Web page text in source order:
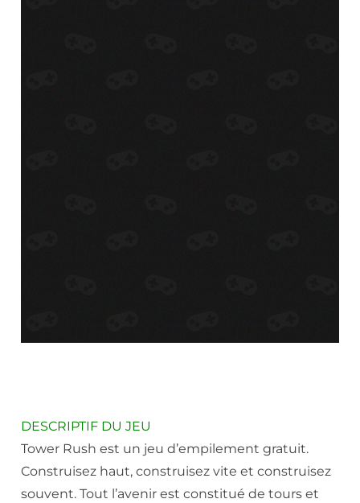
DESCRIPTIF DU JEU
Tower Rush est un jeu d’empilement gratuit.
Construisez haut, construisez vite et construisez
souvent. Tout l’avenir est constitué de tours et